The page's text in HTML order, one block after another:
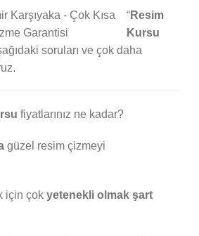
“Resim
Kursu
soruları ve çok daha
fiyatlarınız ne kadar?
güzel resim çizmeyi
için çok yetenekli olmak şart